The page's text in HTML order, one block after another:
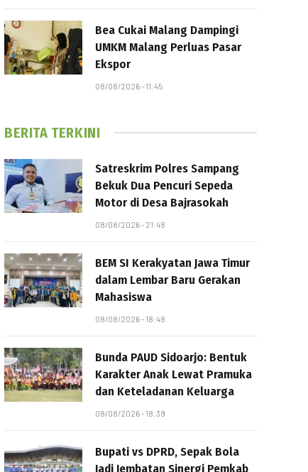
Bea Cukai Malang Dampingi
UMKM Malang Perluas Pasar
Ekspor
08/08/2026 - 11:45
BERITA TERKINI
Satreskrim Polres Sampang
Bekuk Dua Pencuri Sepeda
Motor di Desa Bajrasokah
08/08/2026 - 21:48
BEM SI Kerakyatan Jawa Timur
dalam Lembar Baru Gerakan
Mahasiswa
08/08/2026 - 18:48
Bunda PAUD Sidoarjo: Bentuk
Karakter Anak Lewat Pramuka
dan Keteladanan Keluarga
08/08/2026 - 18:39
Bupati vs DPRD, Sepak Bola
Jadi Jembatan Sinergi Pemkab